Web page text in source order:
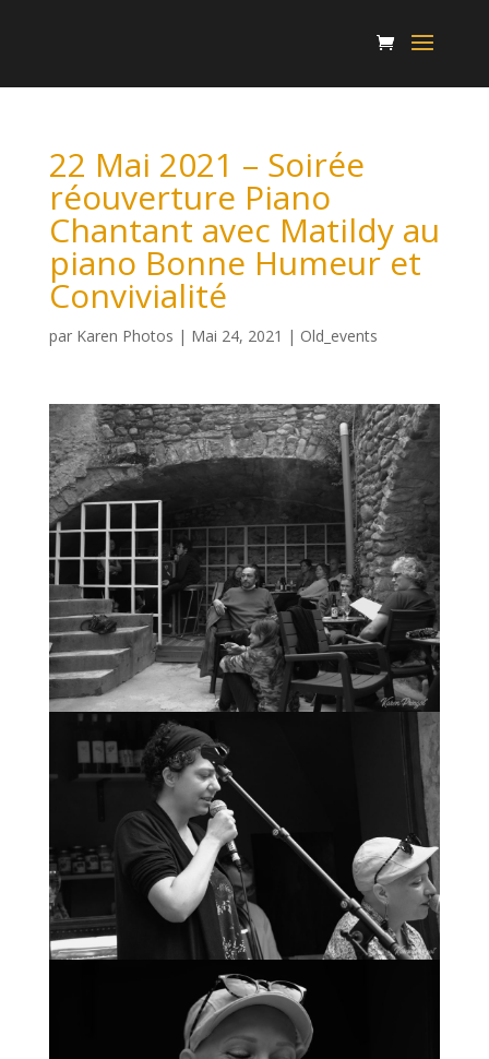
22 Mai 2021 – Soirée
réouverture Piano
Chantant avec Matildy au
piano Bonne Humeur et
Convivialité
par Karen Photos | Mai 24, 2021 | Old_events